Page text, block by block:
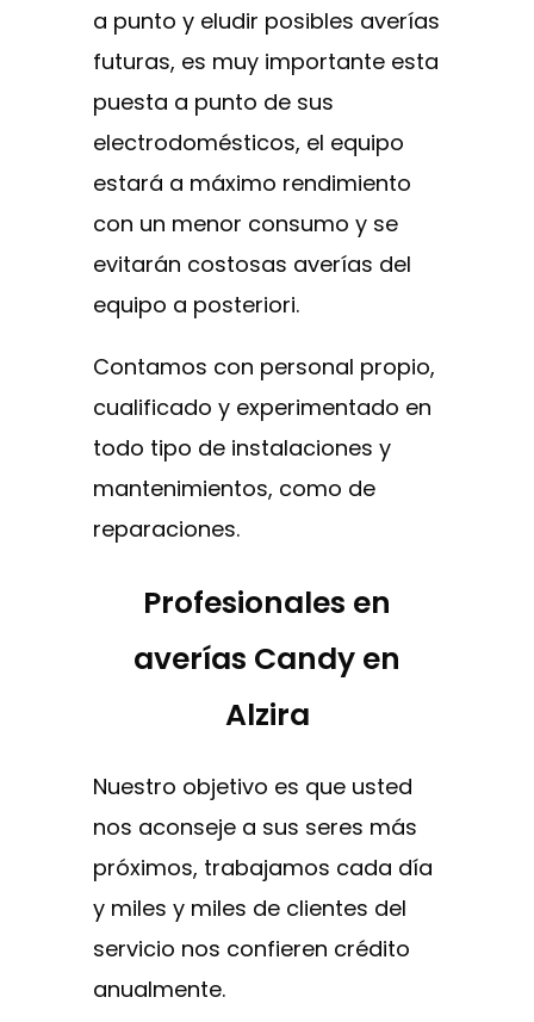
a punto y eludir posibles averías
futuras, es muy importante esta
puesta a punto de sus
electrodomésticos, el equipo
estará a máximo rendimiento
con un menor consumo y se
evitarán costosas averías del
equipo a posteriori.
Contamos con personal propio,
cualificado y experimentado en
todo tipo de instalaciones y
mantenimientos, como de
reparaciones.
Profesionales en
averías Candy en
Alzira
Nuestro objetivo es que usted
nos aconseje a sus seres más
próximos, trabajamos cada día
y miles y miles de clientes del
servicio nos confieren crédito
anualmente.